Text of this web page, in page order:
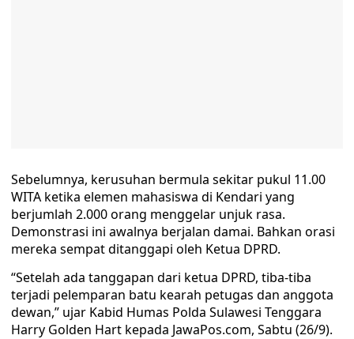
Sebelumnya, kerusuhan bermula sekitar pukul 11.00
WITA ketika elemen mahasiswa di Kendari yang
berjumlah 2.000 orang menggelar unjuk rasa.
Demonstrasi ini awalnya berjalan damai. Bahkan orasi
mereka sempat ditanggapi oleh Ketua DPRD.
“Setelah ada tanggapan dari ketua DPRD, tiba-tiba
terjadi pelemparan batu kearah petugas dan anggota
dewan,” ujar Kabid Humas Polda Sulawesi Tenggara
Harry Golden Hart kepada JawaPos.com, Sabtu (26/9).